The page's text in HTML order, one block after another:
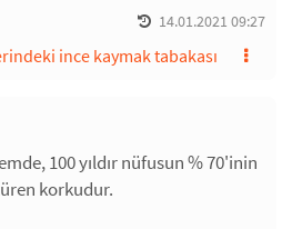
14.01.2021 09:27
ince kaymak tabakası
100 yıldır nüfusun % 70'inin
korkudur.